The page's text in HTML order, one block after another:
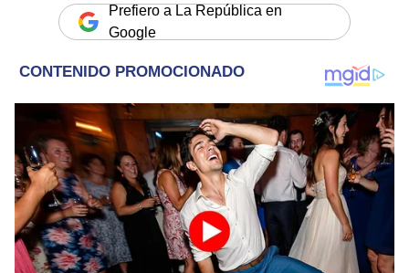
Prefiero a La República en
Google